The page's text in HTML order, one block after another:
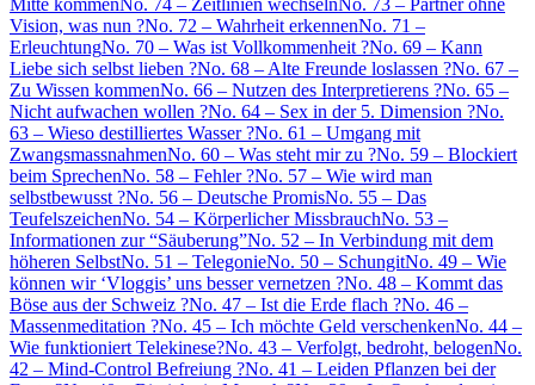
Mitte kommenNo. 74 – Zeitlinien wechselnNo. 73 – Partner ohne
Vision, was nun ?No. 72 – Wahrheit erkennenNo. 71 –
ErleuchtungNo. 70 – Was ist Vollkommenheit ?No. 69 – Kann
Liebe sich selbst lieben ?No. 68 – Alte Freunde loslassen ?No. 67 –
Zu Wissen kommenNo. 66 – Nutzen des Interpretierens ?No. 65 –
Nicht aufwachen wollen ?No. 64 – Sex in der 5. Dimension ?No.
63 – Wieso destilliertes Wasser ?No. 61 – Umgang mit
ZwangsmassnahmenNo. 60 – Was steht mir zu ?No. 59 – Blockiert
beim SprechenNo. 58 – Fehler ?No. 57 – Wie wird man
selbstbewusst ?No. 56 – Deutsche PromisNo. 55 – Das
TeufelszeichenNo. 54 – Körperlicher MissbrauchNo. 53 –
Informationen zur “Säuberung”No. 52 – In Verbindung mit dem
höheren SelbstNo. 51 – TelegonieNo. 50 – SchungitNo. 49 – Wie
können wir ‘Vloggis’ uns besser vernetzen ?No. 48 – Kommt das
Böse aus der Schweiz ?No. 47 – Ist die Erde flach ?No. 46 –
Massenmeditation ?No. 45 – Ich möchte Geld verschenkenNo. 44 –
Wie funktioniert Telekinese?No. 43 – Verfolgt, bedroht, belogenNo.
42 – Mind-Control Befreiung ?No. 41 – Leiden Pflanzen bei der